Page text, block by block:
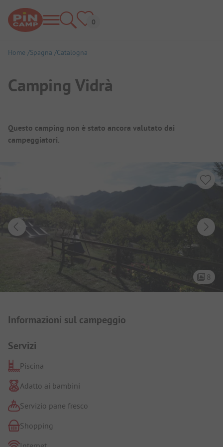
Home Spagna Catalogna
Camping Vidrà
Panoramica del campeggio
Questo camping non è stato ancora valutato dai
campeggiatori.
8
Informazioni sul campeggio
Servizi
Piscina
Adatto ai bambini
Servizio pane fresco
Shopping